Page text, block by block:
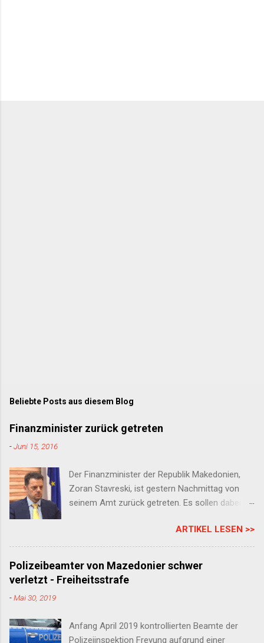
Beliebte Posts aus diesem Blog
Finanzminister zurück getreten
-Juni 15, 2016
Der Finanzminister der Republik Makedonien,
Zoran Stavreski, ist gestern Nachmittag von
seinem Amt zurück getreten. Es sollen dabei
diesen Schritt gewesen sein. Stavreski war 9
Jahre lang Finanzminister. Als Nachfolger wird
Kiril Minoski gehandelt, führende Person der
makedonischen Steuerbehörde.
ARTIKEL LESEN >>
Polizeibeamter von Mazedonier schwer
verletzt - Freiheitsstrafe
-Mai 30, 2019
Anfang April 2019 kontrollierten Beamte der
Polizeiinspektion Freyung aufgrund einer